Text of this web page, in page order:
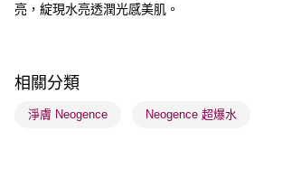
送貨方式
每筆HK$65.00，滿HK$300.00或以上免運費
亮，綻現水亮透潤光感美肌。
相關分類
淨膚 Neogence Neogence 超爆水